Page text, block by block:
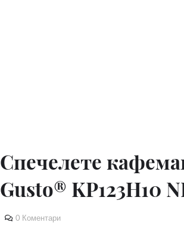
Спечелете
Gusto® KP123H10
0 Коментари